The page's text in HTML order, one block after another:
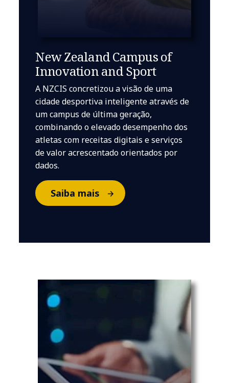
New Zealand Campus of
Innovation and Sport
A NZCIS concretizou a visão de uma
cidade desportiva inteligente através de
um campus de última geração,
combinando o elevado desempenho dos
atletas com receitas digitais e serviços
de valor acrescentado orientados por
dados.
Saiba mais